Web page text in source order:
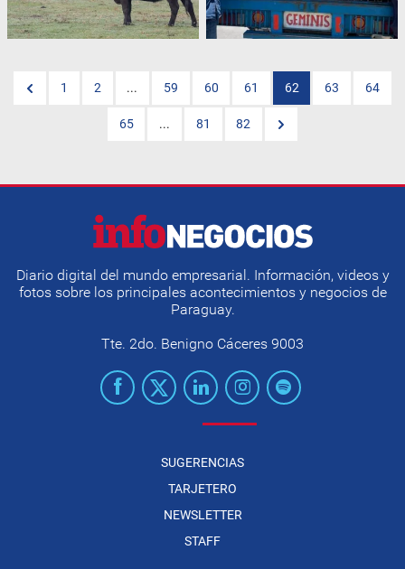
1 2 ... 59 60 61 62 63 64
65 ... 81 82
Diario digital del mundo empresarial. Información, videos y
fotos sobre los principales acontecimientos y negocios de
Paraguay.
Tte. 2do. Benigno Cáceres 9003
SUGERENCIAS
TARJETERO
NEWSLETTER
STAFF